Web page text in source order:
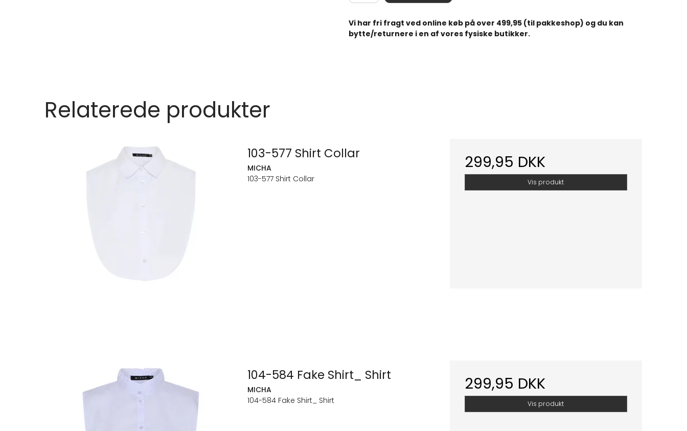
Vi har fri fragt ved online køb på over 499,95 (til pakkeshop) og du kan
bytte/returnere i en af vores fysiske butikker.
Relaterede produkter
103-577 Shirt Collar
MICHA
103-577 Shirt Collar
299,95 DKK
Vis produkt
104-584 Fake Shirt_ Shirt
MICHA
104-584 Fake Shirt_ Shirt
299,95 DKK
Vis produkt